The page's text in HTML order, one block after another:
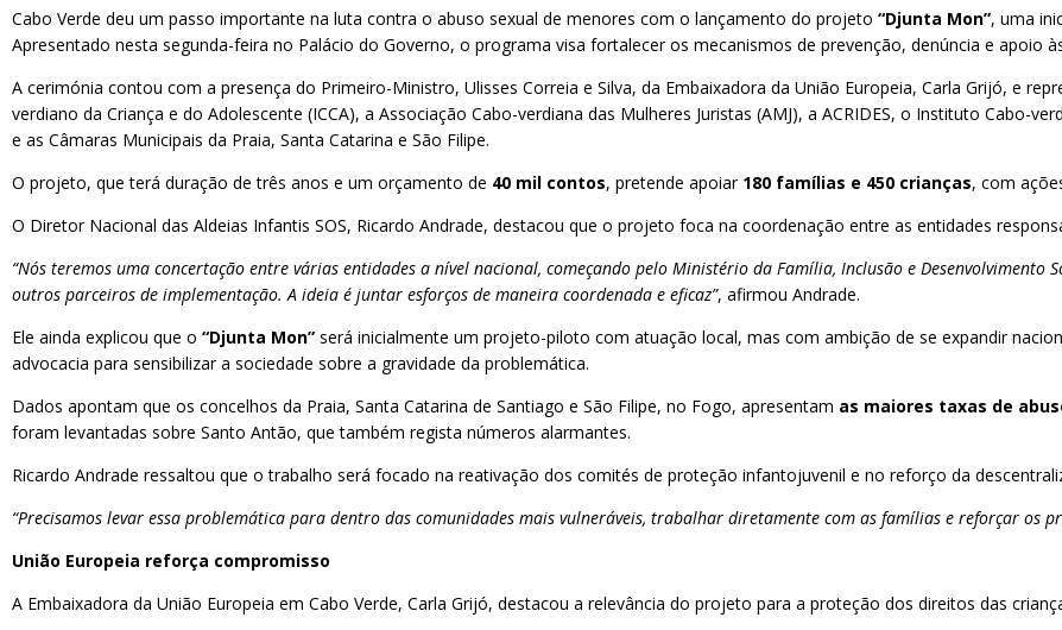
Cabo Verde deu um passo importante na luta contra o abuso sexual de menores com o lançamento do projeto “Djunta Mon”, uma
Apresentado nesta segunda-feira no Palácio do Governo, o programa visa fortalecer os mecanismos de prevenção, denúncia e apoio
A cerimónia contou com a presença do Primeiro-Ministro, Ulisses Correia e Silva, da Embaixadora da União Europeia, Carla Grijó, e
verdiano da Criança e do Adolescente (ICCA), a Associação Cabo-verdiana das Mulheres Juristas (AMJ), a ACRIDES, o Instituto Cabo-
e as Câmaras Municipais da Praia, Santa Catarina e São Filipe.
O projeto, que terá duração de três anos e um orçamento de 40 mil contos, pretende apoiar 180 famílias e 450 crianças, com
O Diretor Nacional das Aldeias Infantis SOS, Ricardo Andrade, destacou que o projeto foca na coordenação entre as entidades
“Nós teremos uma concertação entre várias entidades a nível nacional, começando pelo Ministério da Família, Inclusão e Desenvolvimento
outros parceiros de implementação. A ideia é juntar esforços de maneira coordenada e eficaz”, afirmou Andrade.
Ele ainda explicou que o “Djunta Mon” será inicialmente um projeto-piloto com atuação local, mas com ambição de se expandir
advocacia para sensibilizar a sociedade sobre a gravidade da problemática.
Dados apontam que os concelhos da Praia, Santa Catarina de Santiago e São Filipe, no Fogo, apresentam as maiores taxas de
foram levantadas sobre Santo Antão, que também regista números alarmantes.
Ricardo Andrade ressaltou que o trabalho será focado na reativação dos comités de proteção infantojuvenil e no reforço da
“Precisamos levar essa problemática para dentro das comunidades mais vulneráveis, trabalhar diretamente com as famílias e reforçar os
União Europeia reforça compromisso
A Embaixadora da União Europeia em Cabo Verde, Carla Grijó, destacou a relevância do projeto para a proteção dos direitos das